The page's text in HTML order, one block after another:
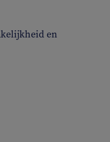
en